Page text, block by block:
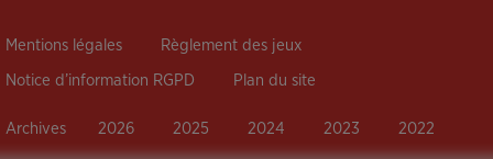
Mentions légales Règlement des jeux
Notice d’information RGPD Plan du site
Archives 2026 2025 2024 2023 2022